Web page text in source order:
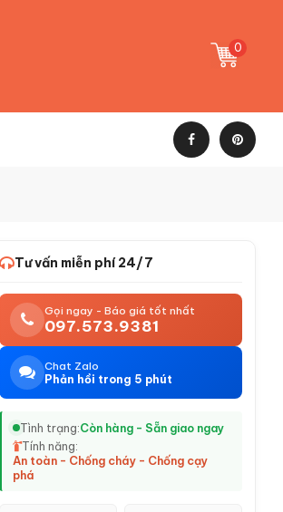
0
Tư vấn miễn phí 24/7
Gọi ngay - Báo giá tốt nhất
097.573.9381
Chat Zalo
Phản hồi trong 5 phút
Tình trạng:Còn hàng - Sẵn giao ngay
Tính năng:
An toàn - Chống cháy - Chống cạy
phá